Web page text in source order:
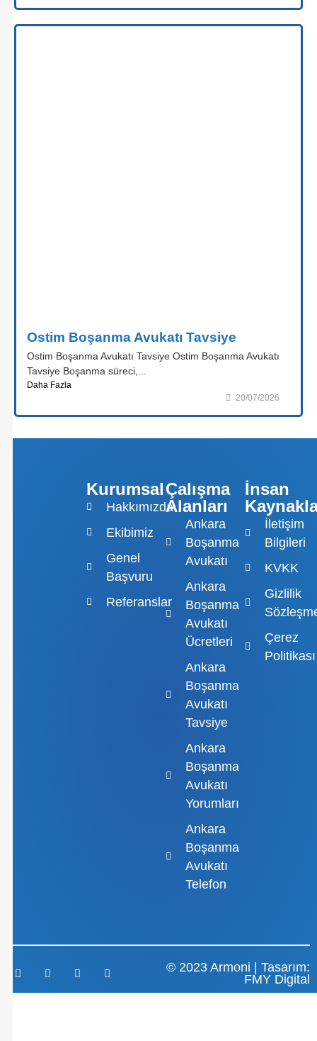
Ostim Boşanma Avukatı Tavsiye
Ostim Boşanma Avukatı Tavsiye Ostim Boşanma Avukatı
Tavsiye Boşanma süreci,...
Daha Fazla
20/07/2026
Kurumsal
Hakkımızda
Ekibimiz
Genel
Başvuru
Referanslar
Çalışma
Alanları
Ankara
Boşanma
Avukatı
Ankara
Boşanma
Avukatı
Ücretleri
Ankara
Boşanma
Avukatı
Tavsiye
Ankara
Boşanma
Avukatı
Yorumları
Ankara
Boşanma
Avukatı
Telefon
İnsan
İletişim
Bilgileri
KVKK
Gizlilik
Çerez
Politikası
© 2023 Armoni | Tasarım:
FMY Digital